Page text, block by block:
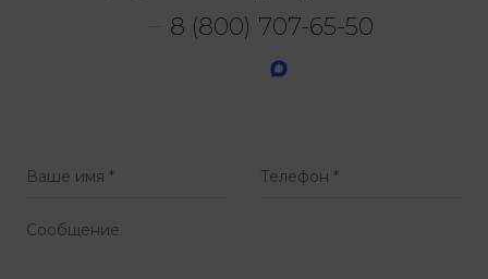
8 (800) 707-65-50